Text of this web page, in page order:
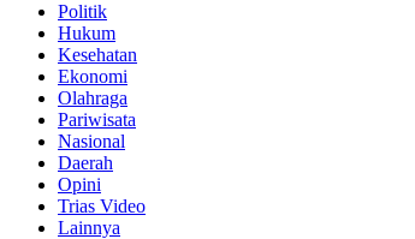
Politik
Hukum
Kesehatan
Ekonomi
Olahraga
Pariwisata
Nasional
Daerah
Opini
Trias Video
Lainnya